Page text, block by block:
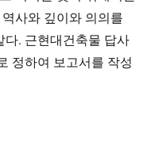
사와 깊이와 의의를
다. 근현대건축물 답사
정하여 보고서를 작성